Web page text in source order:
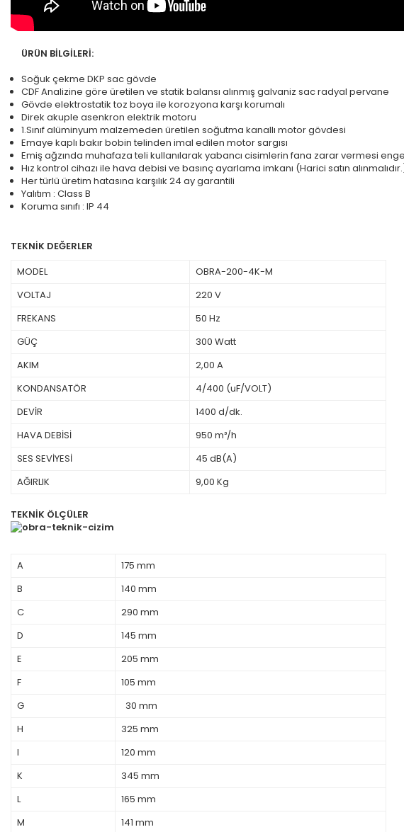
ÜRÜN BİLGİLERİ:
Soğuk çekme DKP sac gövde
CDF Analizine göre üretilen ve statik balansı alınmış galvaniz sac radyal pervane
Gövde elektrostatik toz boya ile korozyona karşı korumalı
Direk akuple asenkron elektrik motoru
1.Sınıf alüminyum malzemeden üretilen soğutma kanallı motor gövdesi
Emaye kaplı bakır bobin telinden imal edilen motor sargısı
Emiş ağzında muhafaza teli kullanılarak yabancı cisimlerin fana zarar vermesi
Hız kontrol cihazı ile hava debisi ve basınç ayarlama imkanı (Harici satın
Her türlü üretim hatasına karşılık 24 ay garantili
Yalıtım : Class B
Koruma sınıfı : IP 44
TEKNİK DEĞERLER
MODEL
OBRA-200-4K-M
VOLTAJ
220 V
FREKANS
50 Hz
GÜÇ
300 Watt
AKIM
2,00 A
KONDANSATÖR
4/400 (uF/VOLT)
DEVİR
1400 d/dk.
HAVA DEBİSİ
950 m³/h
SES SEVİYESİ
45 dB(A)
AĞIRLIK
9,00 Kg
TEKNİK ÖLÇÜLER
A
175 mm
B
140 mm
C
290 mm
D
145 mm
E
205 mm
F
105 mm
G
30 mm
H
325 mm
I
120 mm
K
345 mm
L
165 mm
M
141 mm